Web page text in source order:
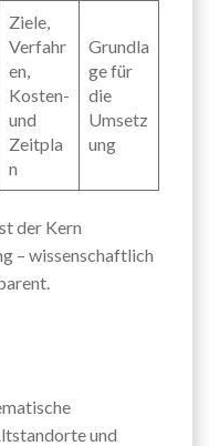
Ziele,
Verfahr
en,
Kosten-
und
Zeitpla
n
Grundla
ge für
die
Umsetz
ung
der Kern
– wissenschaftlich
und